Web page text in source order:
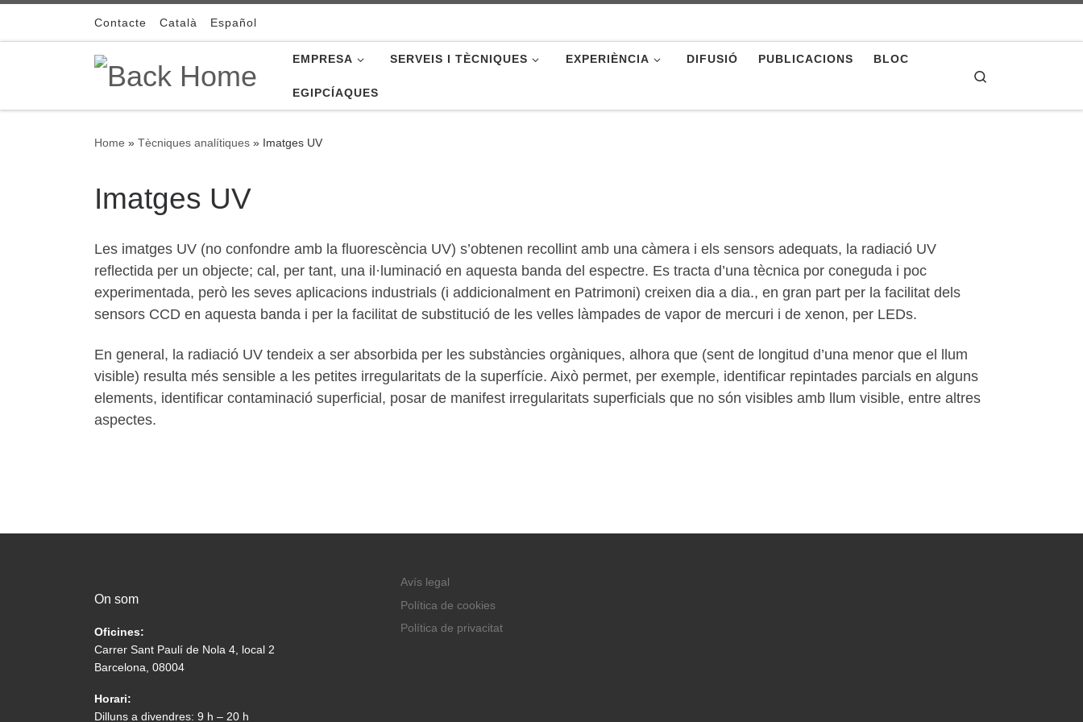
Skip to contentContacte Català Español
EMPRESA SERVEIS I TÈCNIQUES EXPERIÈNCIA DIFUSIÓ PUBLICACIONS BLOC
EGIPCÍAQUES
Home » Tècniques analítiques » Imatges UV
Imatges UV
Les imatges UV (no confondre amb la fluorescència UV) s’obtenen recollint amb una càmera i els sensors adequats, la radiació UV
reflectida per un objecte; cal, per tant, una il·luminació en aquesta banda del espectre. Es tracta d’una tècnica por coneguda i poc
experimentada, però les seves aplicacions industrials (i addicionalment en Patrimoni) creixen dia a dia., en gran part per la facilitat dels
sensors CCD en aquesta banda i per la facilitat de substitució de les velles làmpades de vapor de mercuri i de xenon, per LEDs.
En general, la radiació UV tendeix a ser absorbida per les substàncies orgàniques, alhora que (sent de longitud d’una menor que el llum
visible) resulta més sensible a les petites irregularitats de la superfície. Això permet, per exemple, identificar repintades parcials en alguns
elements, identificar contaminació superficial, posar de manifest irregularitats superficials que no són visibles amb llum visible, entre altres
aspectes.
On som
Oficines:
Carrer Sant Paulí de Nola 4, local 2
Barcelona, 08004
Horari:
Dilluns a divendres: 9 h – 20 h
Avís legal
Política de cookies
Política de privacitat